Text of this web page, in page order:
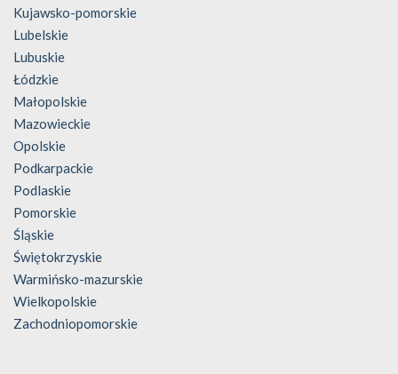
Kujawsko-pomorskie
Lubelskie
Lubuskie
Łódzkie
Małopolskie
Mazowieckie
Opolskie
Podkarpackie
Podlaskie
Pomorskie
Śląskie
Świętokrzyskie
Warmińsko-mazurskie
Wielkopolskie
Zachodniopomorskie